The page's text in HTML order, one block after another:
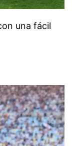
una fácil